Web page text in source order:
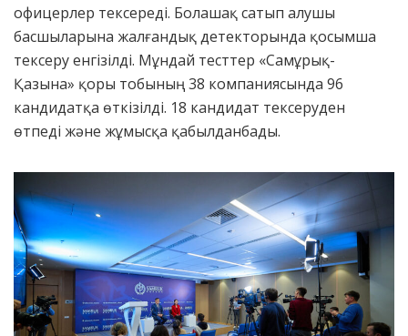
офицерлер тексереді. Болашақ сатып алушы
басшыларына жалғандық детекторында қосымша
тексеру енгізілді. Мұндай тесттер «Самұрық-
Қазына» қоры тобының 38 компаниясында 96
кандидатқа өткізілді. 18 кандидат тексеруден
өтпеді және жұмысқа қабылданбады.